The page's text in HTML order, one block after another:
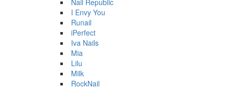
Nail Republic
I Envy You
Runail
iPerfect
Iva Nails
Mia
Lilu
Milk
RockNail